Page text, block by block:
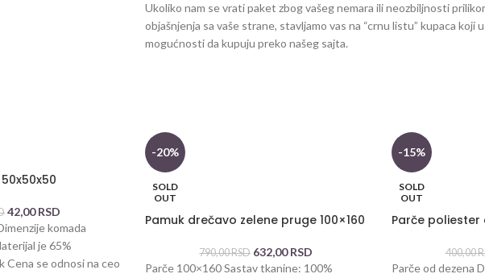
Ukoliko nam se vrati paket zbog vašeg nemara ili neozbiljnosti
objašnjenja sa vaše strane, stavljamo vas na “crnu listu” kupaca koji
mogućnosti da kupuju preko našeg sajta.
42,00RSD
komada
je 65%
Cena se odnosi na ceo
-20%
SOLD
OUT
Pamuk drečavo zelene pruge 100×160
790,00RSD 632,00RSD
Parče 100×160 Sastav tkanine: 100%
-15%
SOLD
OUT
Parče
400,00
Parče od dezena